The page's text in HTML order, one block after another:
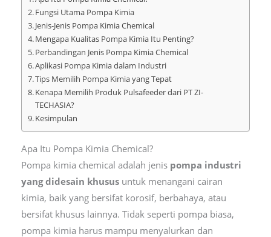
Fungsi Utama Pompa Kimia
Jenis-Jenis Pompa Kimia Chemical
Mengapa Kualitas Pompa Kimia Itu Penting?
Perbandingan Jenis Pompa Kimia Chemical
Aplikasi Pompa Kimia dalam Industri
Tips Memilih Pompa Kimia yang Tepat
Kenapa Memilih Produk Pulsafeeder dari PT ZI-
TECHASIA?
Kesimpulan
Apa Itu Pompa Kimia Chemical?
Pompa kimia chemical adalah jenis pompa industri
yang didesain khususuntuk menangani cairan
kimia, baik yang bersifat korosif, berbahaya, atau
bersifat khusus lainnya. Tidak seperti pompa biasa,
pompa kimia harus mampu menyalurkan dan